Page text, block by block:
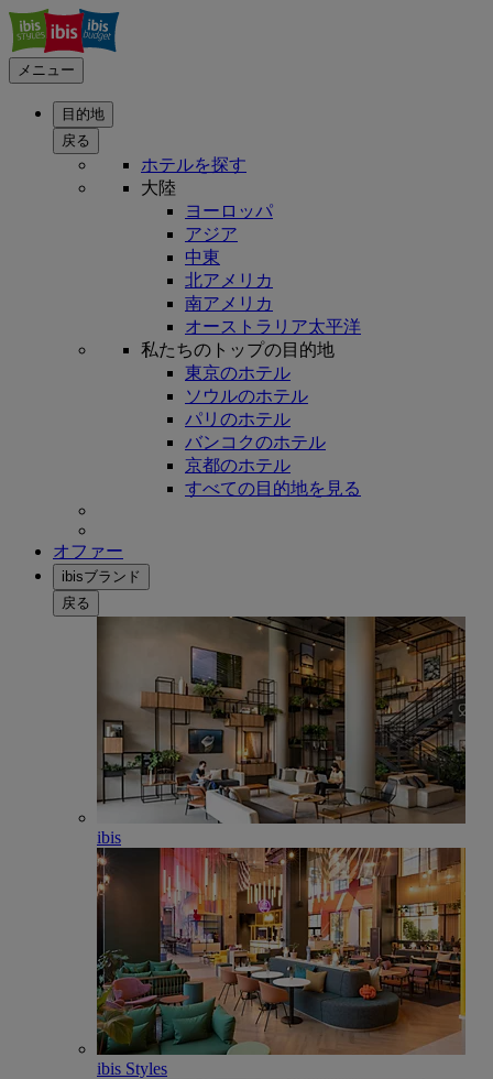
メニュー
目的地
戻る
ホテルを探す
大陸
ヨーロッパ
アジア
中東
北アメリカ
南アメリカ
オーストラリア太平洋
私たちのトップの目的地
東京のホテル
ソウルのホテル
パリのホテル
バンコクのホテル
京都のホテル
すべての目的地を見る
オファー
ibisブランド
戻る
ibis
ibis Styles